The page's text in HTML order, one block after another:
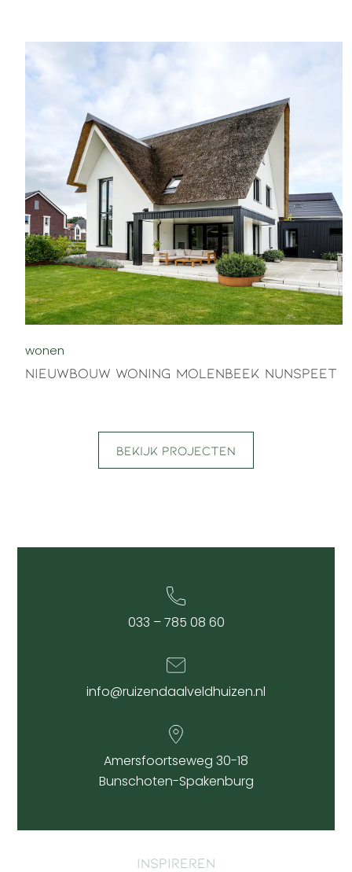
wonen
Nieuwbouw woning Molenbeek Nunspeet
Bekijk projecten
033 – 785 08 60
info@ruizendaalveldhuizen.nl
Amersfoortseweg 30-18
Bunschoten-Spakenburg
Inspireren